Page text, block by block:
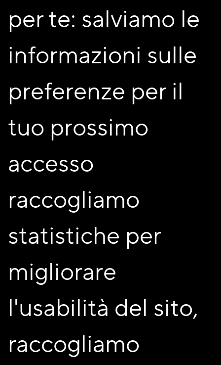
per te: salviamo le
informazioni sulle
preferenze per il
tuo prossimo
accesso
raccogliamo
statistiche per
migliorare
l'usabilità del sito,
raccogliamo